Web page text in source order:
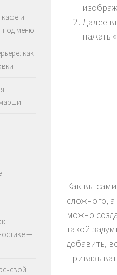
Далее
нажать
Как вы
сложного, а
можно
такой
добавить,
и
под меню
как
—